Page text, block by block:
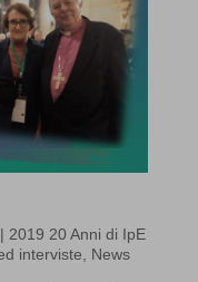
| 2019 20 Anni di IpE
interviste News